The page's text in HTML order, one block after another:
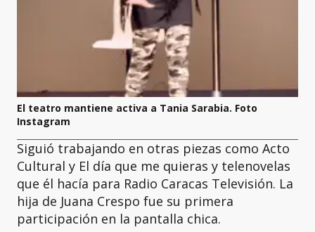
El teatro mantiene activa a Tania Sarabia. Foto
Instagram
Siguió trabajando en otras piezas como Acto
Cultural y El día que me quieras y telenovelas
que él hacía para Radio Caracas Televisión. La
hija de Juana Crespo fue su primera
participación en la pantalla chica.